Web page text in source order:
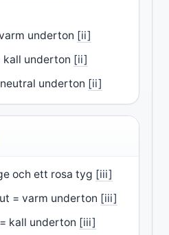
underton [ii]
kall underton [ii]
underton [ii]
och ett rosa tyg [iii]
= varm underton [iii]
kall underton [iii]